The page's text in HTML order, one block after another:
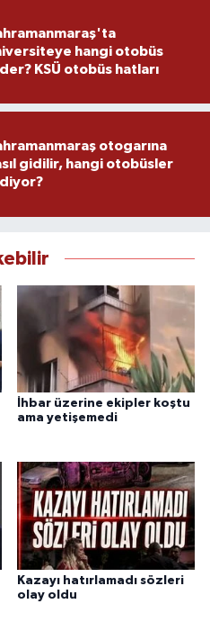
hangi otobüs
KSÜ otobüs hatları
otogarına
gidilir, hangi otobüsler
İhbar üzerine ekipler koştu
ama yetişemedi
Kazayı hatırlamadı sözleri
olay oldu